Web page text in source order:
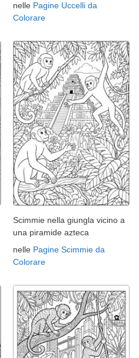
nelle Pagine Uccelli da
Colorare
Scimmie nella giungla vicino a
una piramide azteca
nelle Pagine Scimmie da
Colorare